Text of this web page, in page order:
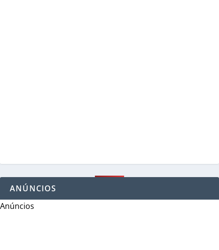
ANÚNCIOS
Anúncios